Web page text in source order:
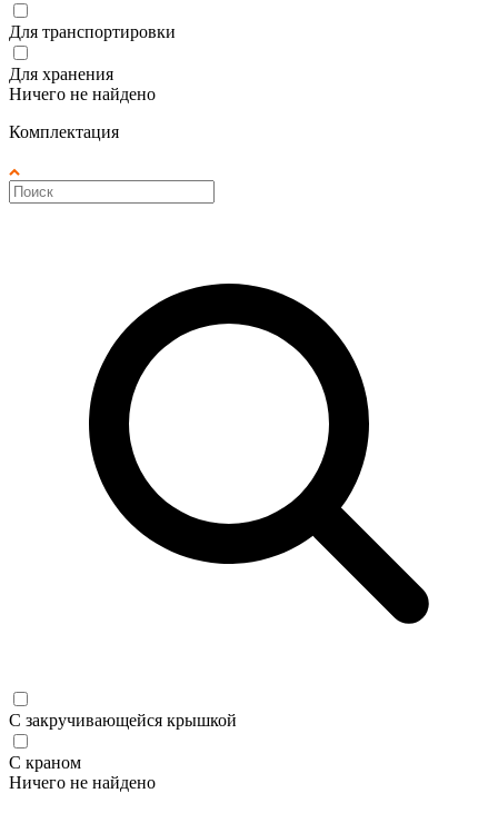
Для транспортировки
Для хранения
Ничего не найдено
Комплектация
С закручивающейся крышкой
С краном
Ничего не найдено